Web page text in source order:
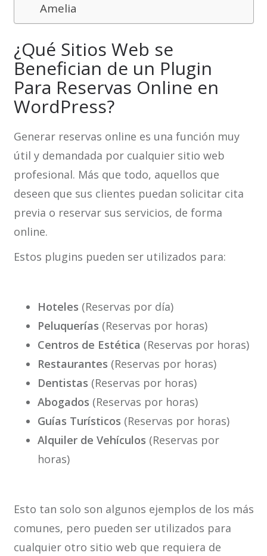
Amelia
¿Qué Sitios Web se
Benefician de un Plugin
Para Reservas Online en
WordPress?
Generar reservas online es una función muy
útil y demandada por cualquier sitio web
profesional. Más que todo, aquellos que
deseen que sus clientes puedan solicitar cita
previa o reservar sus servicios, de forma
online.
Estos plugins pueden ser utilizados para:
Hoteles (Reservas por día)
Peluquerías (Reservas por horas)
Centros de Estética (Reservas por horas)
Restaurantes (Reservas por horas)
Dentistas (Reservas por horas)
Abogados (Reservas por horas)
Guías Turísticos (Reservas por horas)
Alquiler de Vehículos (Reservas por
horas)
Esto tan solo son algunos ejemplos de los más
comunes, pero pueden ser utilizados para
cualquier otro sitio web que requiera de